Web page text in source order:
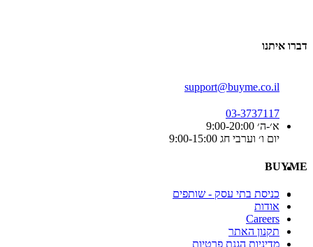
דברו איתנו
support@buyme.co.il
03-3737117
א׳-ה׳ 9:00-20:00
יום ו׳ וערבי חג 9:00-15:00
BUYME
כניסת בתי עסק - שותפים
אודות
Careers
תקנון האתר
מדיניות הגנת פרטיות